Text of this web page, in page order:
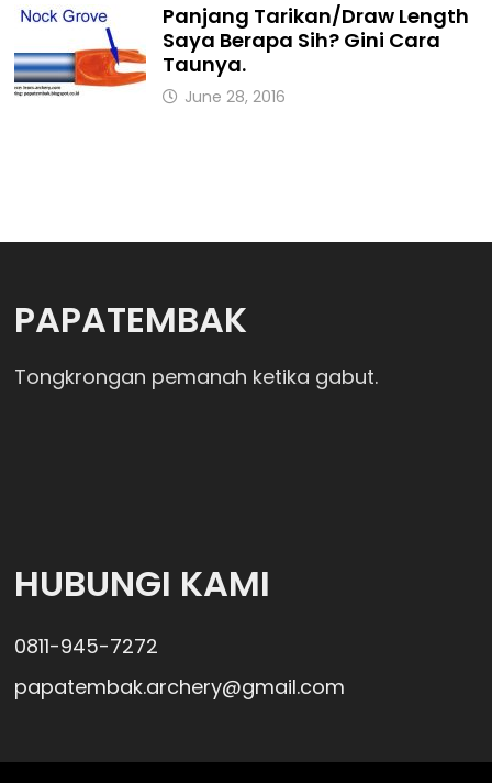
Panjang Tarikan/Draw Length
Saya Berapa Sih? Gini Cara
Taunya.
June 28, 2016
PAPATEMBAK
Tongkrongan pemanah ketika gabut.
HUBUNGI KAMI
0811-945-7272
papatembak.archery@gmail.com